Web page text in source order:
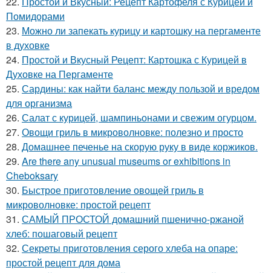
Помидорами
23. Можно ли запекать курицу и картошку на пергаменте
в духовке
24. Простой и Вкусный Рецепт: Картошка с Курицей в
Духовке на Пергаменте
25. Сардины: как найти баланс между пользой и вредом
для организма
26. Салат с курицей, шампиньонами и свежим огурцом.
27. Овощи гриль в микроволновке: полезно и просто
28. Домашнее печенье на скорую руку в виде коржиков.
29. Are there any unusual museums or exhibitions in
Cheboksary
30. Быстрое приготовление овощей гриль в
микроволновке: простой рецепт
31. САМЫЙ ПРОСТОЙ домашний пшенично-ржаной
хлеб: пошаговый рецепт
32. Секреты приготовления серого хлеба на опаре:
простой рецепт для дома